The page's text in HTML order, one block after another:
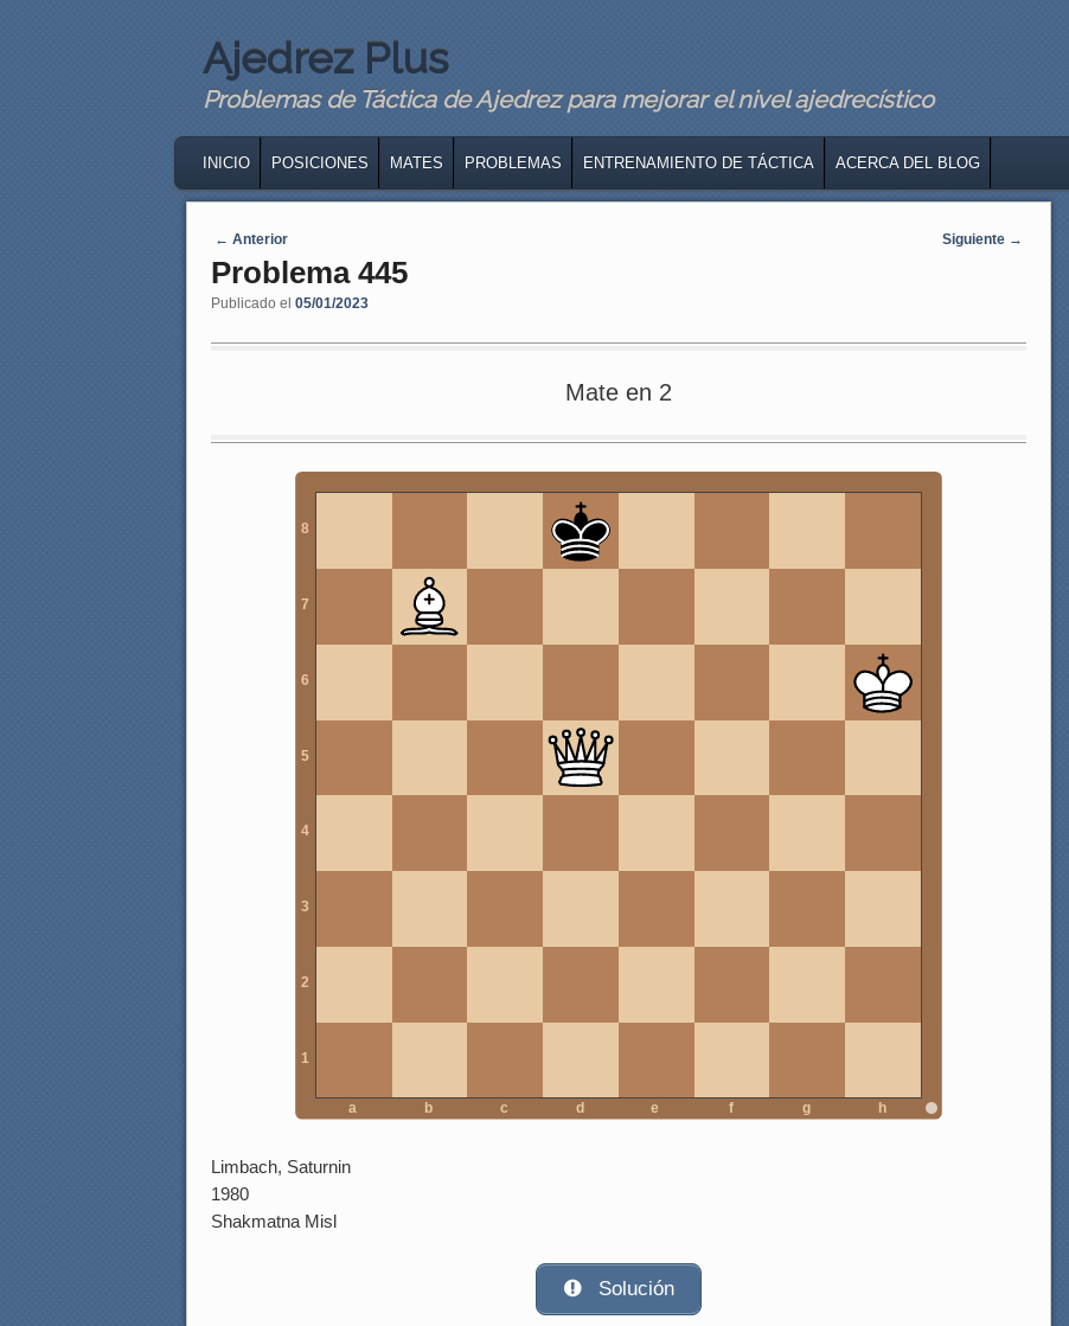
Ajedrez Plus
Problemas de Táctica de Ajedrez para mejorar el nivel ajedrecístico
SKIP TO PRIMARY CONTENT
SKIP TO SECONDARY CONTENT
INICIO POSICIONES MATES PROBLEMAS ENTRENAMIENTO DE TÁCTICA ACERCA DEL BLOG
Navegaci�n de entradas
← Anterior Siguiente →
Problema 445
Publicado el 05/01/2023
Mate en 2
8
7
6
5
4
3
2
1
a b c d e f g h
Limbach, Saturnin
1980
Shakmatna Misl
Solución